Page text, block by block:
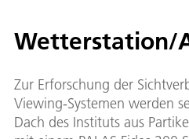
Wetterstation/
Zur Erforschung der
Viewing-Systemen werden
Dach des Instituts aus